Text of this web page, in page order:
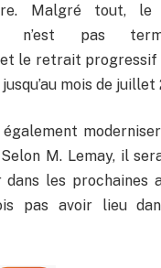
Malgré tout, le
n’est pas
et le retrait progressif
mois de juillet
également
M. Lemay, il
les prochaines
pas avoir lieu